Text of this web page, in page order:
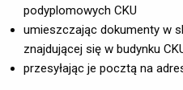
podyplomowych CKU
umieszczając dokumenty w
znajdującej się w budynku
przesyłając je pocztą na